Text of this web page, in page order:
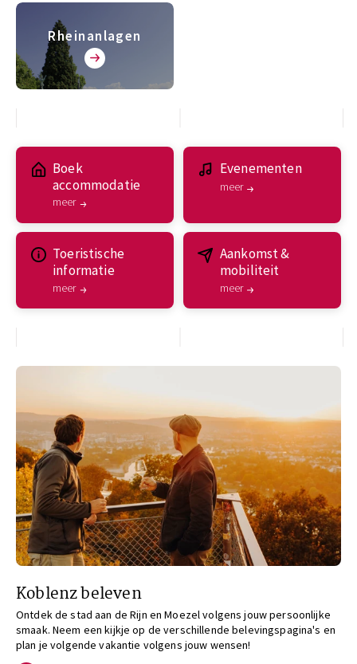
Rheinanlagen
Boek
accommodatie
meer
Evenementen
meer
Toeristische
informatie
meer
Aankomst &
mobiliteit
meer
Koblenz beleven
Ontdek de stad aan de Rijn en Moezel volgens jouw persoonlijke
smaak. Neem een kijkje op de verschillende belevingspagina's en
plan je volgende vakantie volgens jouw wensen!